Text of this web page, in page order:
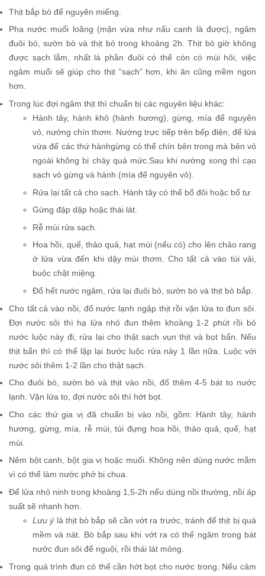
Thịt bắp bò để nguyên miếng.
Pha nước muối loãng (mặn vừa như nấu canh là được), ngâm
đuôi bò, sườn bò và thịt bò trong khoảng 2h. Thịt bò giờ không
được sạch lắm, nhất là phần đuôi có thể còn có mùi hôi, việc
ngâm muối sẽ giúp cho thịt “sạch” hơn, khi ăn cũng mềm ngon
hơn.
Trong lúc đợi ngâm thịt thì chuẩn bị các nguyên liệu khác:
Hành tây, hành khô (hành hương), gừng, mía để nguyên
vỏ, nướng chín thơm. Nướng trực tiếp trên bếp điện, để lửa
vừa để các thứ hànhgừng có thể chín bên trong mà bên vỏ
ngoài không bị cháy quá mức.Sau khi nướng xong thì cạo
sạch vỏ gừng và hành (mía để nguyên vỏ).
Rửa lại tất cả cho sạch. Hành tây có thể bổ đôi hoặc bổ tư.
Gừng đập dập hoặc thái lát.
Rễ mùi rửa sạch.
Hoa hồi, quế, thảo quả, hạt mùi (nếu có) cho lên chảo rang
ở lửa vừa đến khi dậy mùi thơm. Cho tất cả vào túi vải,
buộc chặt miệng.
Đổ hết nước ngâm, rửa lại đuôi bò, sườn bò và thịt bò bắp.
Cho tất cả vào nồi, đổ nước lạnh ngập thịt rồi vặn lửa to đun sôi.
Đợi nước sôi thì hạ lửa nhỏ đun thêm khoảng 1-2 phút rồi bỏ
nước luộc này đi, rửa lại cho thật sạch vụn thịt và bọt bẩn. Nếu
thịt bẩn thì có thể lặp lại bước luộc rửa này 1 lần nữa. Luộc với
nước sôi thêm 1-2 lần cho thật sạch.
Cho đuôi bò, sườn bò và thịt vào nồi, đổ thêm 4-5 bát to nước
lạnh. Vặn lửa to, đợi nước sôi thì hớt bọt.
Cho các thứ gia vị đã chuẩn bị vào nồi, gồm: Hành tây, hành
hương, gừng, mía, rễ mùi, túi đựng hoa hồi, thảo quả, quế, hạt
mùi.
Nêm bột canh, bột gia vị hoặc muối. Không nên dùng nước mắm
vì có thể làm nước phở bị chua.
Để lửa nhỏ ninh trong khoảng 1,5-2h nếu dùng nồi thường, nồi áp
suất sẽ nhanh hơn.
Lưu ý là thịt bò bắp sẽ cần vớt ra trước, tránh để thịt bị quá
mềm và nát. Bò bắp sau khi vớt ra có thể ngâm trong bát
nước đun sôi để nguội, rồi thái lát mỏng.
Trong quá trình đun có thể cần hớt bọt cho nước trong. Nếu cảm